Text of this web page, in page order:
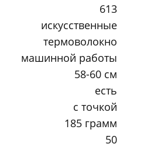
613
искусственные
термоволокно
машинной работы
58-60 см
есть
с точкой
185 грамм
50